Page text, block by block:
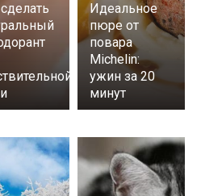
Идеальное
пюре от
повара
Michelin:
ужин за 20
минут